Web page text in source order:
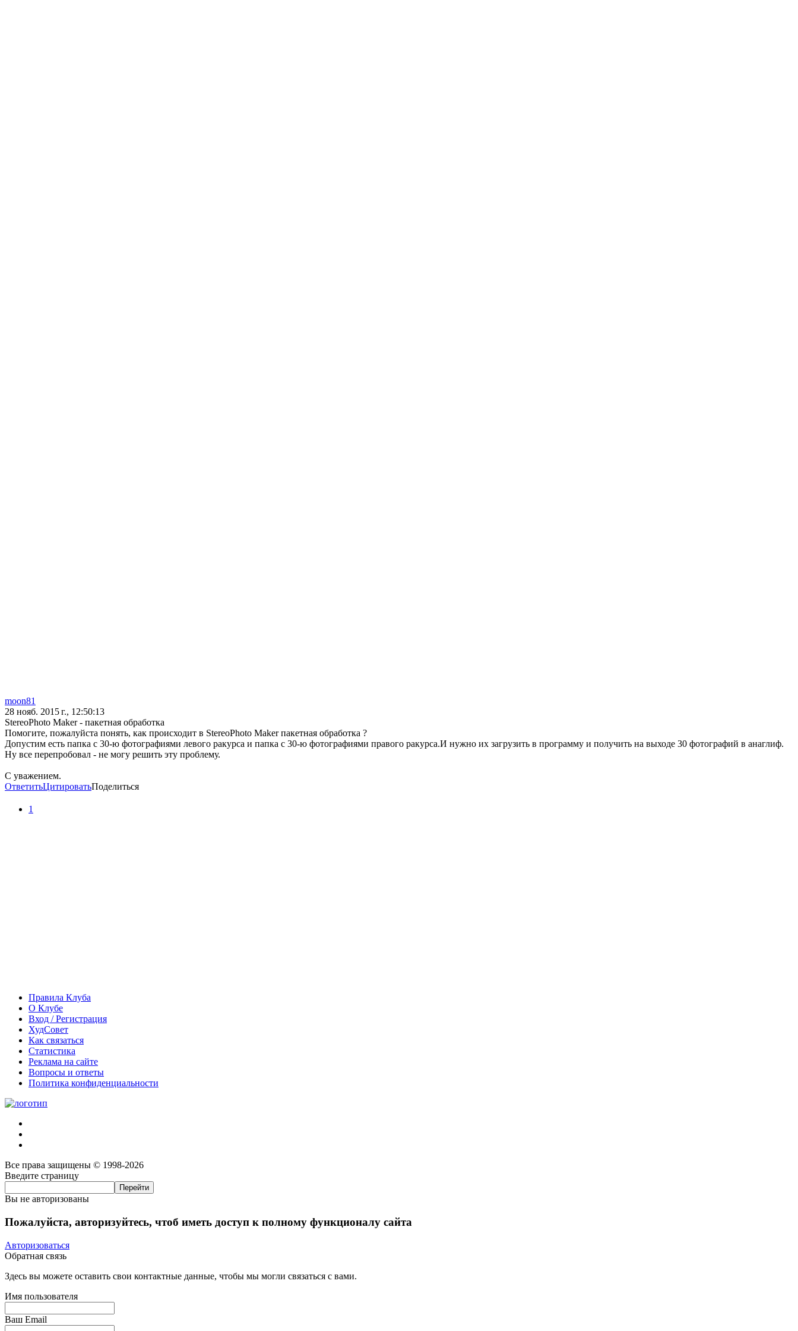
moon81
28 нояб. 2015 г., 12:50:13
StereoPhoto Maker - пакетная обработка
Помогите, пожалуйста понять, как происходит в StereoPhoto Maker пакетная обработка ?
Допустим есть папка с 30-ю фотографиями левого ракурса и папка с 30-ю фотографиями правого ракурса.И нужно их загрузить в программу и получить на выходе 30 фотографий в анаглиф.
Ну все перепробовал - не могу решить эту проблему.
С уважением.
ОтветитьЦитироватьПоделиться
1
Правила Клуба
О Клубе
Вход / Регистрация
ХудСовет
Как связаться
Статистика
Реклама на сайте
Вопросы и ответы
Политика конфиденциальности
Все права защищены © 1998-2026
Введите страницу
Вы не авторизованы
Пожалуйста, авторизуйтесь, чтоб иметь доступ к полному функционалу сайта
Авторизоваться
Обратная связь
Здесь вы можете оставить свои контактные данные, чтобы мы могли связаться с вами.
Имя пользователя
Ваш Email